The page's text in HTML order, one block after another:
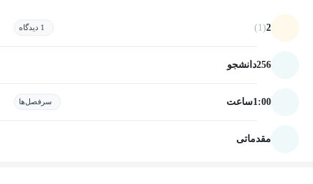
2
(1) 1 دیدگاه
256دانشجو
1:00ساعت سرفصل‌ها
مقدماتی